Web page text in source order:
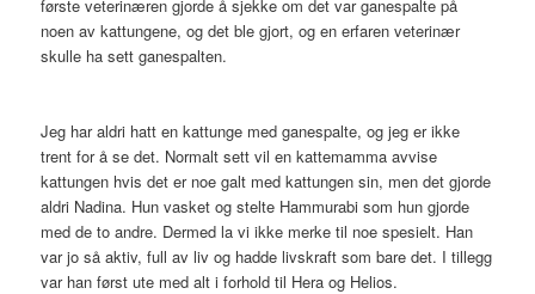
første veterinæren gjorde å sjekke om det var ganespalte på
noen av kattungene, og det ble gjort, og en erfaren veterinær
skulle ha sett ganespalten.
Jeg har aldri hatt en kattunge med ganespalte, og jeg er ikke
trent for å se det. Normalt sett vil en kattemamma avvise
kattungen hvis det er noe galt med kattungen sin, men det gjorde
aldri Nadina. Hun vasket og stelte Hammurabi som hun gjorde
med de to andre. Dermed la vi ikke merke til noe spesielt. Han
var jo så aktiv, full av liv og hadde livskraft som bare det. I tillegg
var han først ute med alt i forhold til Hera og Helios.